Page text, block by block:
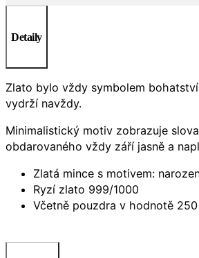
Detaily
Zlato bylo vždy symbolem
vydrží navždy.
Minimalistický motiv zobrazuje
obdarovaného vždy září jasně a
Zlatá mince s motivem:
Ryzí zlato 999/1000
Včetně pouzdra v hodnotě 250